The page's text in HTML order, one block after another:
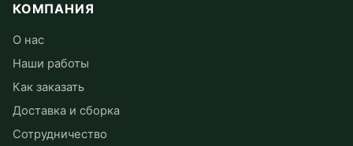
КОМПАНИЯ
О нас
Наши работы
Как заказать
Доставка и сборка
Сотрудничество